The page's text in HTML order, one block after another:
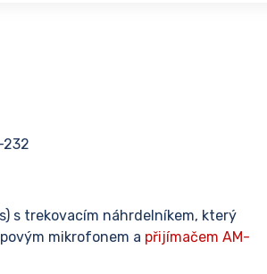
232
s trekovacím náhrdelníkem, který
mikrofonem a přijímačem AM-